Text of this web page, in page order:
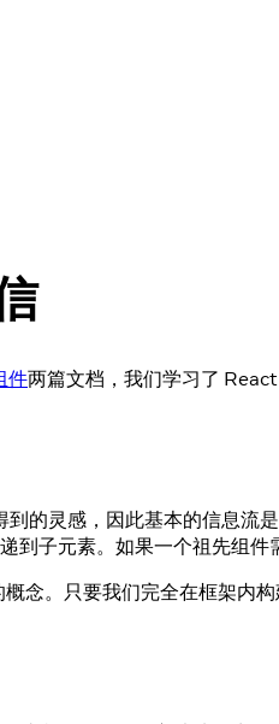
件两篇文档，我们学习了
的灵感，因此基本的信息流
到子元素。如果一个祖先组
念。只要我们完全在框架内